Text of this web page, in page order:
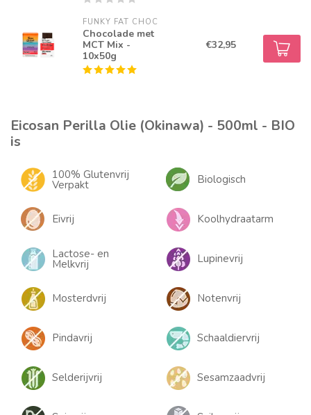
FUNKY FAT CHOC
Chocolade met
MCT Mix -
10x50g
€32,95
Eicosan Perilla Olie (Okinawa) - 500ml - BIO
is
100% Glutenvrij
Verpakt Biologisch
Eivrij Koolhydraatarm
Lactose- en
Melkvrij Lupinevrij
Mosterdvrij Notenvrij
Pindavrij Schaaldiervrij
Selderijvrij Sesamzaadvrij